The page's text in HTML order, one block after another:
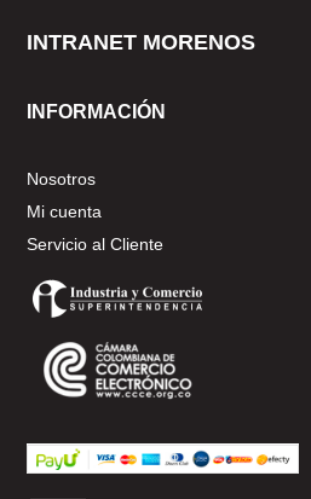
INTRANET MORENOS
INFORMACIÓN
Nosotros
Mi cuenta
Servicio al Cliente